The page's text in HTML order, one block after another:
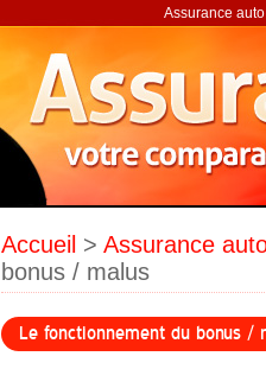
Assurance
Accueil > Assurance
bonus / malus
Le fonctionnement du bonus /